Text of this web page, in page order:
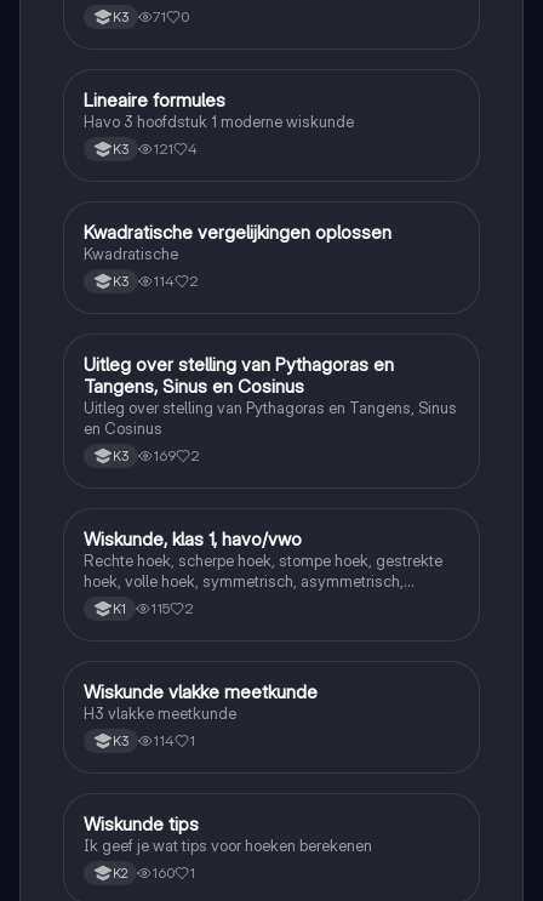
K3 71 0
Wiskunde
Lineaire formules
Havo 3 hoofdstuk 1 moderne wiskunde
K3 121 4
Wiskunde
Kwadratische vergelijkingen oplossen
Kwadratische
K3 114 2
Wiskunde
Uitleg over stelling van Pythagoras en
Tangens, Sinus en Cosinus
Uitleg over stelling van Pythagoras en Tangens, Sinus
en Cosinus
K3 169 2
Wiskunde
Wiskunde, klas 1, havo/vwo
Rechte hoek, scherpe hoek, stompe hoek, gestrekte
hoek, volle hoek, symmetrisch, asymmetrisch,
puntsymetrisch
K1 115 2
Wiskunde
Wiskunde vlakke meetkunde
H3 vlakke meetkunde
K3 114 1
Wiskunde
Wiskunde tips
Ik geef je wat tips voor hoeken berekenen
K2 160 1